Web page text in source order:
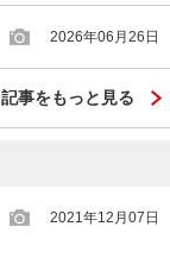
2026年06月26日
記事をもっと見る
2021年12月07日